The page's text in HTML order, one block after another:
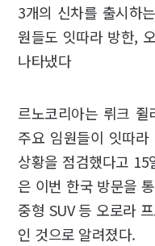
3개의 신차를 출시하
원들도 잇따라 방한,
나타냈다
르노코리아는 뤼크
주요 임원들이 잇따
상황을 점검했다고
은 이번 한국 방문을
중형 SUV 등 오로라
인 것으로 알려졌다.